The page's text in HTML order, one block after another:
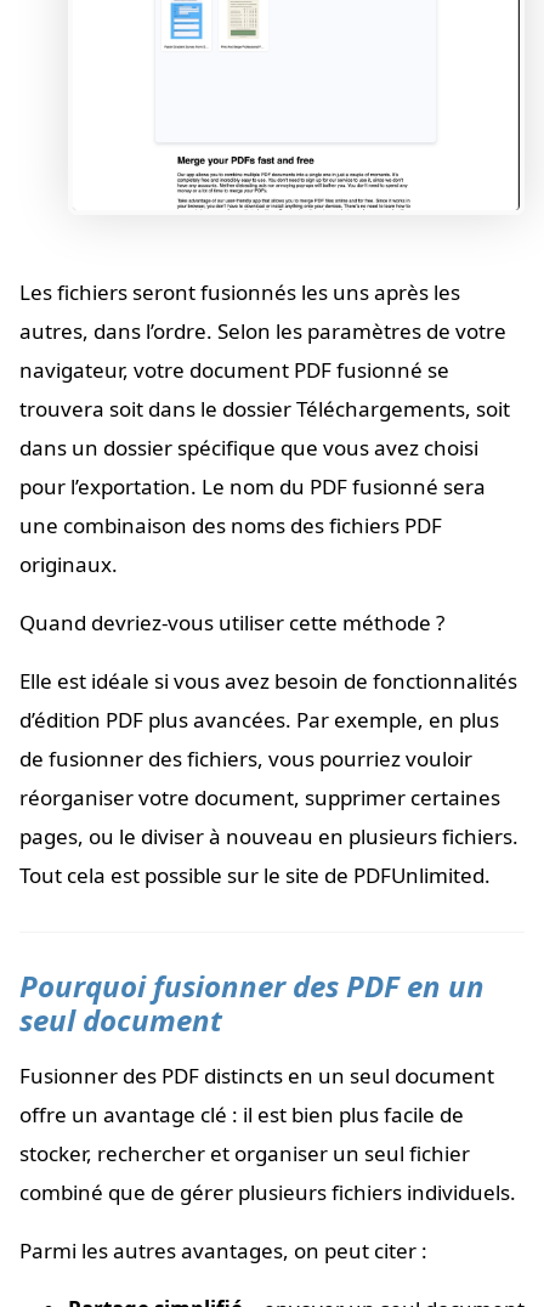
Les fichiers seront fusionnés les uns après les
autres, dans l’ordre. Selon les paramètres de votre
navigateur, votre document PDF fusionné se
trouvera soit dans le dossier Téléchargements, soit
dans un dossier spécifique que vous avez choisi
pour l’exportation. Le nom du PDF fusionné sera
une combinaison des noms des fichiers PDF
originaux.
Quand devriez-vous utiliser cette méthode ?
Elle est idéale si vous avez besoin de fonctionnalités
d’édition PDF plus avancées. Par exemple, en plus
de fusionner des fichiers, vous pourriez vouloir
réorganiser votre document, supprimer certaines
pages, ou le diviser à nouveau en plusieurs fichiers.
Tout cela est possible sur le site de PDFUnlimited.
Pourquoi fusionner des PDF en un
seul document
Fusionner des PDF distincts en un seul document
offre un avantage clé : il est bien plus facile de
stocker, rechercher et organiser un seul fichier
combiné que de gérer plusieurs fichiers individuels.
Parmi les autres avantages, on peut citer :